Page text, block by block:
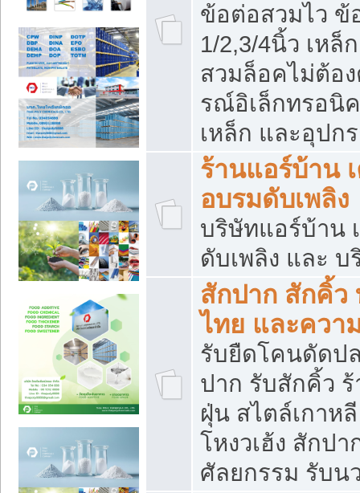
ข้อต่อสวมไว ข้
1/2,3/4นิ้ว เหล็
สวมล็อคไม่ต้อ
รณ์อิเล็กทรอนิ
เหล็ก และอุปก
ร้านแอร์บ้าน
อบรมดับเพลิง
บริษัทแอร์บ้าน
ดับเพลิง และ
สักปาก สักคิ้
ไทย และควา
รับยืดโคนดัดป
ปาก รับสักคิ้ว
ฝุ่น สไตล์เกาห
โหงวเฮ้ง สักป
ศัลยกรรม รับน